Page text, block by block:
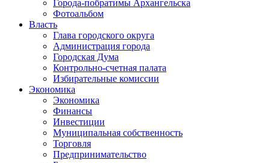
Города-побратимы Архангельска
Фотоальбом
Власть
Глава городского округа
Администрация города
Городская Дума
Контрольно-счетная палата
Избирательные комиссии
Экономика
Экономика
Финансы
Инвестиции
Муниципальная собственность
Торговля
Предпринимательство